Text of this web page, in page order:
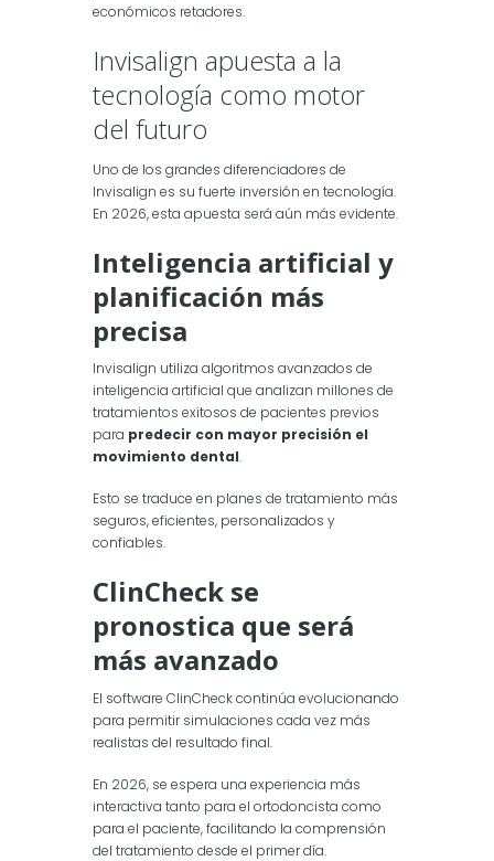
económicos retadores.
Invisalign apuesta a la
tecnología como motor
del futuro
Uno de los grandes diferenciadores de
Invisalign es su fuerte inversión en tecnología.
En 2026, esta apuesta será aún más evidente.
Inteligencia artificial y
planificación más
precisa
Invisalign utiliza algoritmos avanzados de
inteligencia artificial que analizan millones de
tratamientos exitosos de pacientes previos
para predecir con mayor precisión el
movimiento dental.
Esto se traduce en planes de tratamiento más
seguros, eficientes, personalizados y
confiables.
ClinCheck se
pronostica que será
más avanzado
El software ClinCheck continúa evolucionando
para permitir simulaciones cada vez más
realistas del resultado final.
En 2026, se espera una experiencia más
interactiva tanto para el ortodoncista como
para el paciente, facilitando la comprensión
del tratamiento desde el primer día.